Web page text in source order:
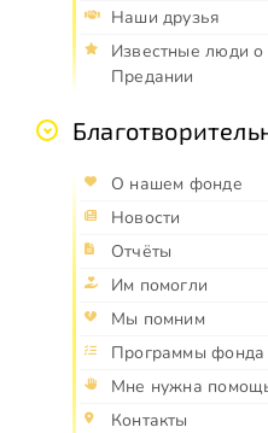
Наши друзья
Известные люди о
Предании
О нашем фонде
Новости
Отчёты
Им помогли
Мы помним
Программы фонда
Мне нужна
Контакты